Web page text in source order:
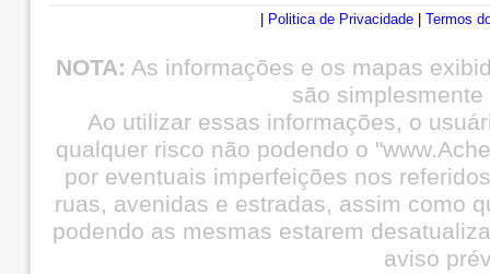
Politica de Privacidade Termos
NOTA: As informações e os mapas
são
Ao utilizar essas informações, o
qualquer risco não podendo o
por eventuais imperfeições nos
ruas, avenidas e estradas, assim como
podendo as mesmas estarem
aviso